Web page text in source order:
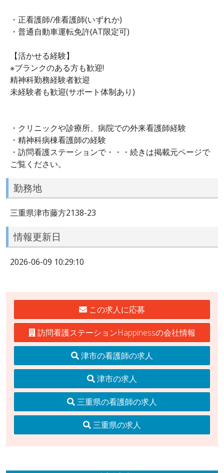
・正看護師/准看護師(いずれか)
・普通自動車運転免許(AT限定可)
【活かせる経験】
※ブランクのある方も歓迎!
精神科勤務経験者歓迎
未経験者も歓迎(サポート体制あり)
・クリニックや診療所、病院での外来看護師経験
・精神科病棟看護師の経験
・訪問看護ステーションで・・・続きは掲載元ページで
ご覧ください。
勤務地
三重県津市藤方2138-23
情報更新日
2026-06-09 10:29:10
この求人に応募
訪問看護ステーションHappinessの会社情報
津市の看護師の求人
津市の求人
三重県の看護師の求人
三重県の求人